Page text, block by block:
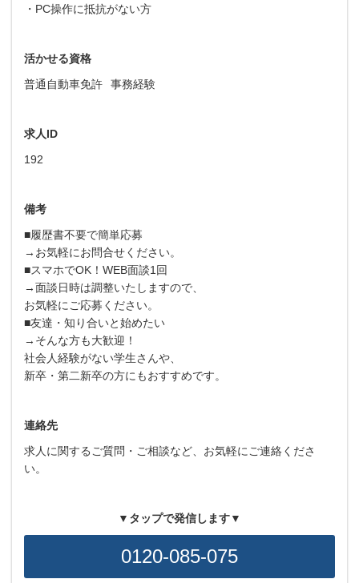
・PC操作に抵抗がない方
活かせる資格
普通自動車免許
事務経験
求人ID
192
備考
■履歴書不要で簡単応募
→お気軽にお問合せください。
■スマホでOK！WEB面談1回
→面談日時は調整いたしますので、
お気軽にご応募ください。
■友達・知り合いと始めたい
→そんな方も大歓迎！
社会人経験がない学生さんや、
新卒・第二新卒の方にもおすすめです。
連絡先
求人に関するご質問・ご相談など、お気軽にご連絡くださ
い。
▼タップで発信します▼
0120-085-075